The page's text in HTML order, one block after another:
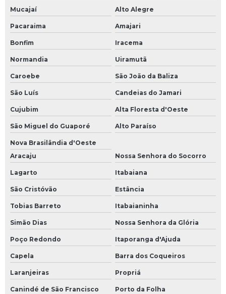
Mucajaí Alto Alegre
Pacaraima Amajari
Bonfim Iracema
Normandia Uiramutã
Caroebe São João da Baliza
São Luís Candeias do Jamari
Cujubim Alta Floresta d'Oeste
São Miguel do Guaporé Alto Paraíso
Nova Brasilândia d'Oeste
Aracaju
Nossa Senhora do Socorro
Lagarto Itabaiana
São Cristóvão Estância
Tobias Barreto Itabaianinha
Simão Dias Nossa Senhora da Glória
Poço Redondo Itaporanga d'Ajuda
Capela Barra dos Coqueiros
Laranjeiras Propriá
Canindé de São Francisco Porto da Folha